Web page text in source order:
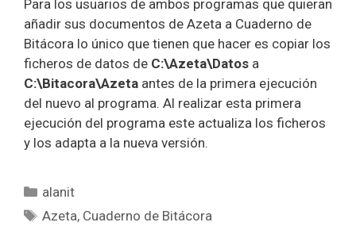
Para los usuarios de ambos programas que quieran
añadir sus documentos de Azeta a Cuaderno de
Bitácora lo único que tienen que hacer es copiar los
ficheros de datos de C:\Azeta\Datos a
C:\Bitacora\Azeta antes de la primera ejecución
del nuevo al programa. Al realizar esta primera
ejecución del programa este actualiza los ficheros
y los adapta a la nueva versión.
Categorías
alanit
Etiquetas
Azeta, Cuaderno de Bitácora